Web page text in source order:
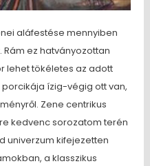
aláfestése mennyiben
ez hatványozottan
lehet tökéletes az adott
ízig-végig ott van,
Zene centrikus
kedvenc sorozatom terén
univerzum kifejezetten
a klasszikus